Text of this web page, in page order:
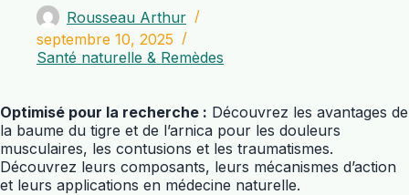
Rousseau Arthur
septembre 10, 2025
Santé naturelle & Remèdes
Optimisé pour la recherche : Découvrez les avantages de
la baume du tigre et de l’arnica pour les douleurs
musculaires, les contusions et les traumatismes.
Découvrez leurs composants, leurs mécanismes d’action
et leurs applications en médecine naturelle.